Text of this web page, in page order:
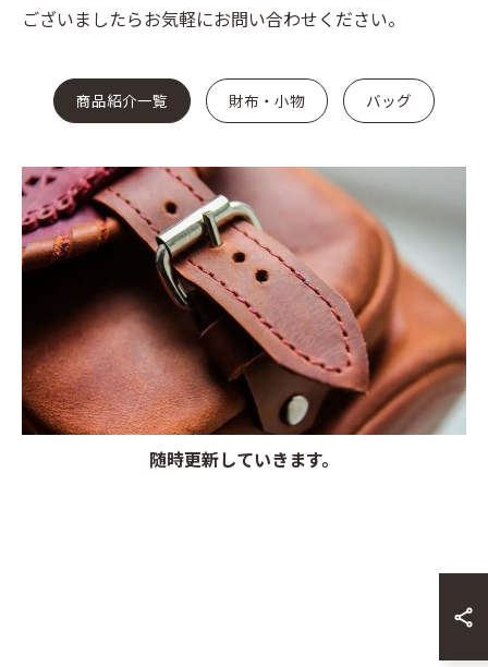
ございましたらお気軽にお問い合わせください。
商品紹介一覧 財布・小物 バッグ
随時更新していきます。